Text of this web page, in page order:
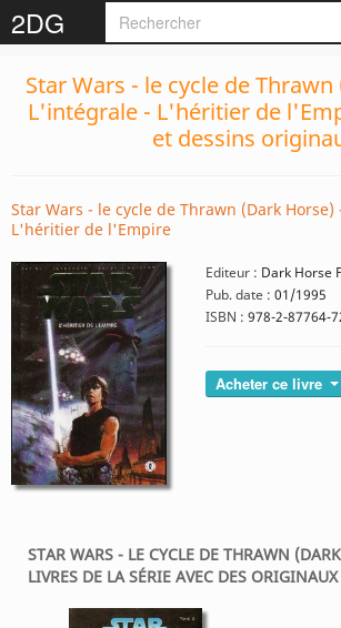
2DG
Star Wars - le cycle de
L'intégrale - L'héritier de
et dessins
Star Wars - le cycle de Thrawn (Dark
L'héritier de l'Empire
Editeur : Dark Horse
Pub. date : 01/1995
ISBN : 978-2-87764-
Acheter ce livre
STAR WARS - LE CYCLE DE THRAWN
LIVRES DE LA SÉRIE AVEC DES